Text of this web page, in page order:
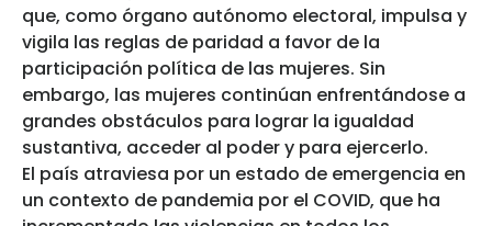
que, como órgano autónomo electoral, impulsa y
vigila las reglas de paridad a favor de la
participación política de las mujeres. Sin
embargo, las mujeres continúan enfrentándose a
grandes obstáculos para lograr la igualdad
sustantiva, acceder al poder y para ejercerlo.
El país atraviesa por un estado de emergencia en
un contexto de pandemia por el COVID, que ha